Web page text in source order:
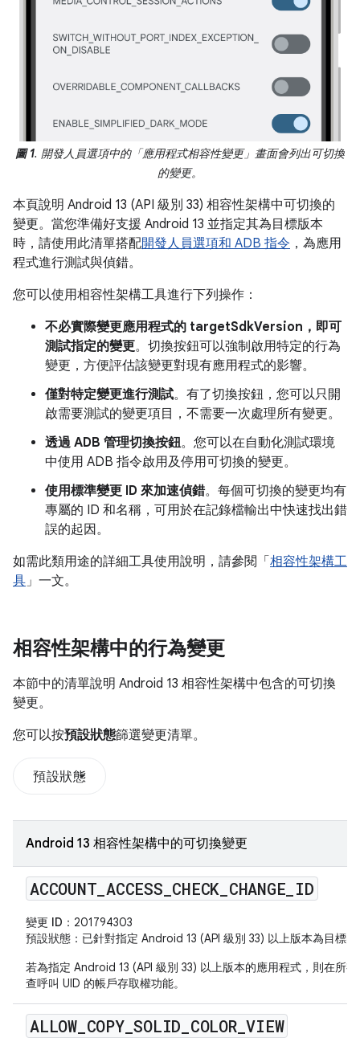
圖 1. 開發人員選項中的「應用程式相容性變更」畫面會列出可切換
的變更。
本頁說明 Android 13 (API 級別 33) 相容性架構中可切換的
變更。當您準備好支援 Android 13 並指定其為目標版本
時，請使用此清單搭配開發人員選項和 ADB 指令 ，為應用
程式進行測試與偵錯。
您可以使用相容性架構工具進行下列操作：
不必實際變更應用程式的 targetSdkVersion，即可
測試指定的變更。切換按鈕可以強制啟用特定的行為
變更，方便評估該變更對現有應用程式的影響。
僅對特定變更進行測試。有了切換按鈕，您可以只開
啟需要測試的變更項目，不需要一次處理所有變更。
透過 ADB 管理切換按鈕。您可以在自動化測試環境
中使用 ADB 指令啟用及停用可切換的變更。
使用標準變更 ID 來加速偵錯。每個可切換的變更均有
專屬的 ID 和名稱，可用於在記錄檔輸出中快速找出錯
誤的起因。
如需此類用途的詳細工具使用說明，請參閱「 相容性架構工
具」一文。
相容性架構中的行為變更
本節中的清單說明 Android 13 相容性架構中包含的可切換
變更。
您可以按預設狀態篩選變更清單。
預設狀態
Android 13 相容性架構中的可切換變更
ACCOUNT ACCESS CHECK CHANGE ID
變更 ID： 201794303
預設狀態 ：已針對指定 Android 13 (API 級別 33) 以上版本為目標
若為指定 Android 13 (API 級別 33) 以上版本的應用程式，則在所
查呼叫 UID 的帳戶存取權功能。
ALLOW_ COPY_SOLID COLOR_VIEW